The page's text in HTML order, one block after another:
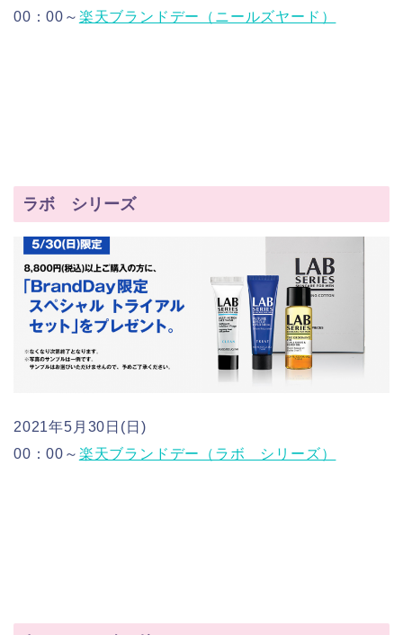
00：00～ 楽天ブランドデー（ニールズヤード）
ラボ シリーズ
2021年5月30日(日)
00：00～ 楽天ブランドデー（ラボ シリーズ）